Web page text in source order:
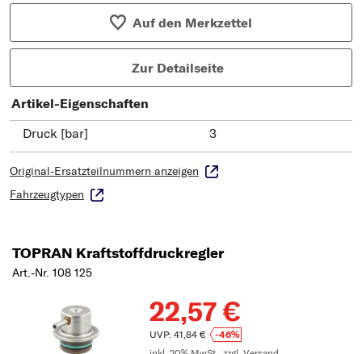
Auf den Merkzettel
Zur Detailseite
Artikel-Eigenschaften
Druck [bar]
3
Original-Ersatzteilnummern anzeigen
Fahrzeugtypen
TOPRAN Kraftstoffdruckregler
Art.-Nr. 108 125
22,57 €
UVP: 41,84 €
-46%